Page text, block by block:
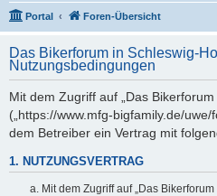
Portal Foren-Übersicht
Das Bikerforum in Schleswig-
Nutzungsbedingungen
Mit dem Zugriff auf „Das
(„https://www.mfg-bigfamily.de/
dem Betreiber ein Vertrag mit
1. NUTZUNGSVERTRAG
Mit dem Zugriff auf „Das